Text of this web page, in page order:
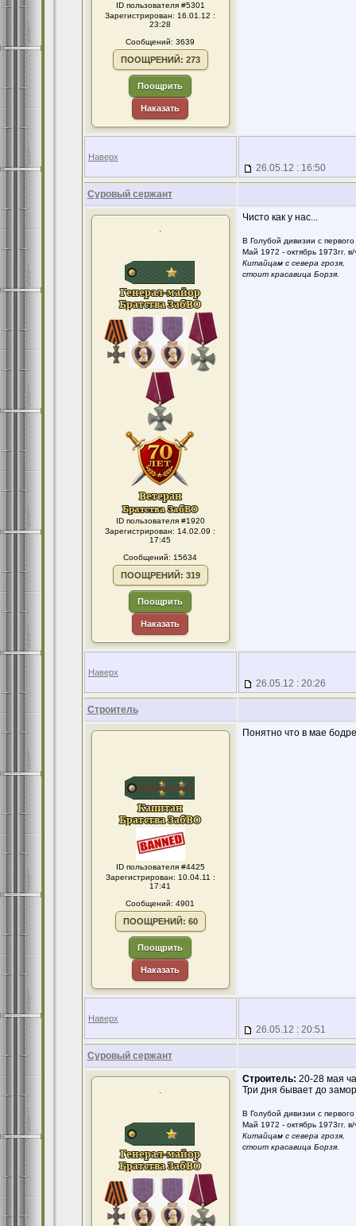
ID пользователя #5301
Зарегистрирован: 16.01.12 :
23:28
Сообщений: 3639
ПООЩРЕНИЙ: 273
Поощрить
Наказать
Наверх
26.05.12 : 16:50
Суровый сержант
.
ID пользователя #1920
Зарегистрирован: 14.02.09 :
17:45
Сообщений: 15634
ПООЩРЕНИЙ: 319
Поощрить
Наказать
Чисто как у нас...
В Голубой дивизии с первого
Май 1972 - октябрь 1973гг.
Китайцам с севера грозя,
стоит красавица Борзя.
Наверх
26.05.12 : 20:26
Строитель
ID пользователя #4425
Зарегистрирован: 10.04.11 :
17:41
Сообщений: 4901
ПООЩРЕНИЙ: 60
Поощрить
Наказать
Понятно что в мае
Наверх
26.05.12 : 20:51
Суровый сержант
.
Строитель: 20-28 мая
Три дня бывает до
В Голубой дивизии с первого
Май 1972 - октябрь 1973гг.
Китайцам с севера грозя,
стоит красавица Борзя.